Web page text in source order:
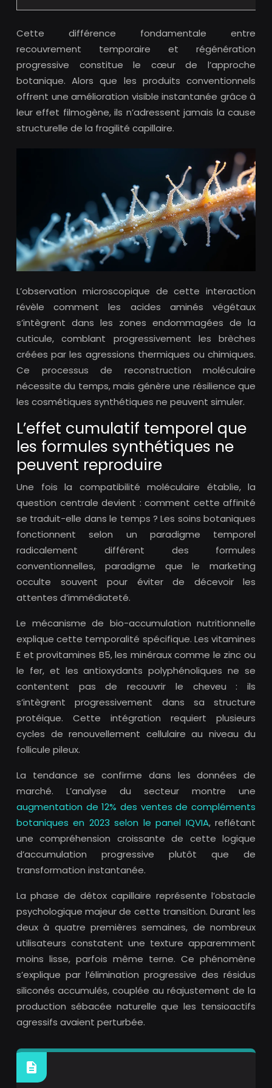
Cette différence fondamentale entre
recouvrement temporaire et régénération
progressive constitue le cœur de l’approche
botanique. Alors que les produits conventionnels
offrent une amélioration visible instantanée grâce à
leur effet filmogène, ils n’adressent jamais la cause
structurelle de la fragilité capillaire.
L’observation microscopique de cette interaction
révèle comment les acides aminés végétaux
s’intègrent dans les zones endommagées de la
cuticule, comblant progressivement les brèches
créées par les agressions thermiques ou chimiques.
Ce processus de reconstruction moléculaire
nécessite du temps, mais génère une résilience que
les cosmétiques synthétiques ne peuvent simuler.
L’effet cumulatif temporel que
les formules synthétiques ne
peuvent reproduire
Une fois la compatibilité moléculaire établie, la
question centrale devient : comment cette affinité
se traduit-elle dans le temps ? Les soins botaniques
fonctionnent selon un paradigme temporel
radicalement différent des formules
conventionnelles, paradigme que le marketing
occulte souvent pour éviter de décevoir les
attentes d’immédiateté.
Le mécanisme de bio-accumulation nutritionnelle
explique cette temporalité spécifique. Les vitamines
E et provitamines B5, les minéraux comme le zinc ou
le fer, et les antioxydants polyphénoliques ne se
contentent pas de recouvrir le cheveu : ils
s’intègrent progressivement dans sa structure
protéique. Cette intégration requiert plusieurs
cycles de renouvellement cellulaire au niveau du
follicule pileux.
La tendance se confirme dans les données de
marché. L’analyse du secteur montre une
augmentation de 12% des ventes de compléments
botaniques en 2023 selon le panel IQVIA, reflétant
une compréhension croissante de cette logique
d’accumulation progressive plutôt que de
transformation instantanée.
La phase de détox capillaire représente l’obstacle
psychologique majeur de cette transition. Durant les
deux à quatre premières semaines, de nombreux
utilisateurs constatent une texture apparemment
moins lisse, parfois même terne. Ce phénomène
s’explique par l’élimination progressive des résidus
siliconés accumulés, couplée au réajustement de la
production sébacée naturelle que les tensioactifs
agressifs avaient perturbée.